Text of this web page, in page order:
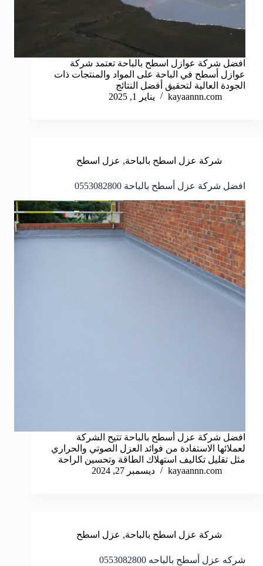
افضل شركة عوازل اسطح بالباحة تعتمد شركة
عوازل أسطح في الباحة على المواد والمنتجات ذات
الجودة العالية لتحقيق أفضل النتائج
kayaannn.com
يناير 1, 2025
شركة عزل اسطح بالباحة, عزل اسطح
افضل شركة عزل أسطح بالباحة 0553082800
افضل شركة عزل أسطح بالباحة تتيح الشركة
لعملائها الاستفادة من فوائد العزل الصوتي والحراري
مثل تقليل تكاليف استهلاك الطاقة وتحسين الراحة
kayaannn.com
ديسمبر 27, 2024
شركة عزل اسطح بالباحة, عزل اسطح
شركه عزل أسطح بالباحه 0553082800